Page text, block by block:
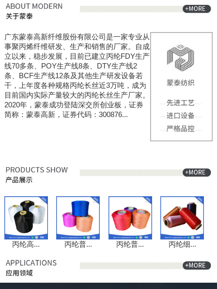
广东蒙泰高新纤维股份有限公司是一家专业从
事聚丙烯纤维研发、生产和销售的厂家。自成
立以来，稳步发展，目前已建立丙纶FDY生产
线70多条、POY生产线8条、DTY生产线2
条、BCF生产线12条及其他生产研发设备若
干，上年度各种规格丙纶长丝近3万吨，成为
目前国内实际产量较大的丙纶长丝生产厂家。
2020年，蒙泰成功登陆深交所创业板，证券
简称：蒙泰高新，证券代码：300876...
丙纶高... 丙纶普... 丙纶普... 丙纶细...